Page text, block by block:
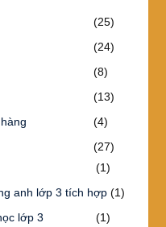
(25)
(24)
(8)
(13)
(4)
(27)
(1)
anh lớp 3 tích hợp(1)
lớp 3
(1)